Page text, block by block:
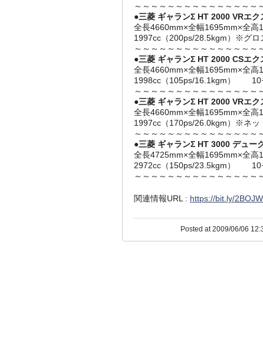
～～～～～～～～～～～～～～～
●三菱 ギャランΣ HT 2000 VRエク
全長4660mm×全幅1695mm×全
1997cc（200ps/28.5kgm）※
～～～～～～～～～～～～～～～
●三菱 ギャランΣ HT 2000 CSエク
全長4660mm×全幅1695mm×全
1998cc（105ps/16.1kgm）
～～～～～～～～～～～～～～～
●三菱 ギャランΣ HT 2000 VRエク
全長4660mm×全幅1695mm×全
1997cc（170ps/26.0kgm）※
～～～～～～～～～～～～～～～
●三菱 ギャランΣ HT 3000 デュー
全長4725mm×全幅1695mm×全
2972cc（150ps/23.5kgm） 10
～～～～～～～～～～～～～～～
関連情報URL : https://bit.ly/
Posted at 2009/06/06